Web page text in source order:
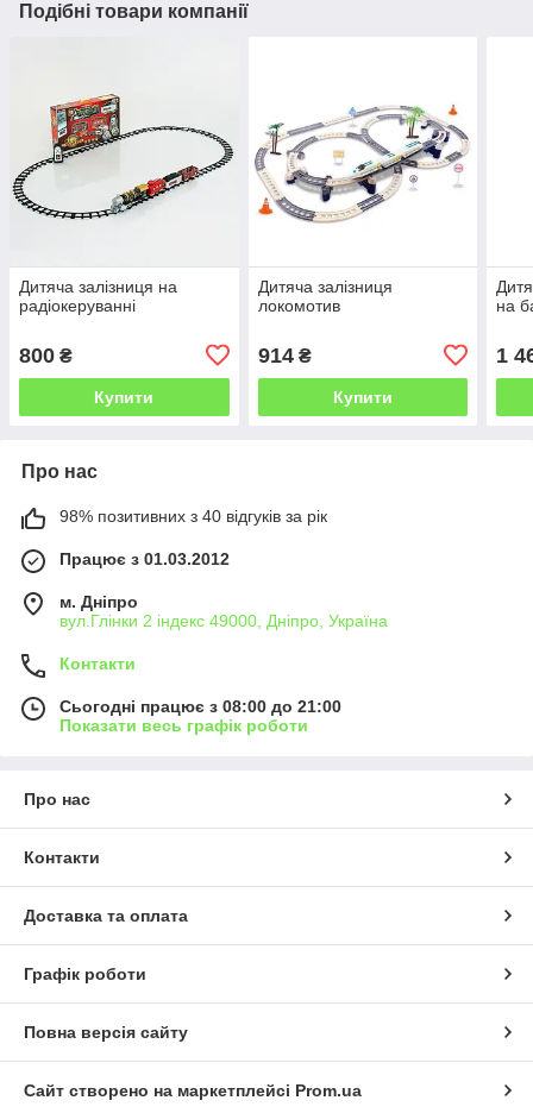
Подібні товари компанії
Дитяча залізниця на
радіокеруванні
800 ₴
Купити
Дитяча залізниця
локомотив
914₴
Купити
на
1
Про нас
98% позитивних з 40 відгуків за рік
Працює з 01.03.2012
м. Дніпро
вул.Глінки 2 індекс 49000, Дніпро, Україна
Контакти
Сьогодні працює з 08:00 до 21:00
Показати весь графік роботи
Про нас
Контакти
Доставка та оплата
Графік роботи
Повна версія сайту
Сайт створено на маркетплейсі Prom.ua